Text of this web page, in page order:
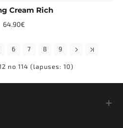
Cream Rich
64.90€
6 7 8 9
no 114 (lapuses: 10)